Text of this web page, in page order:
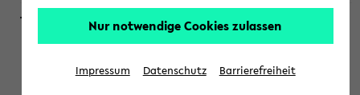
Projektmodul "Bakterielle Biotechnologie"
Persönliche Anmeldung beim Veranstalter ist unbedingt
Nur notwendige Cookies zulassen
Impressum Datenschutz Barrierefreiheit